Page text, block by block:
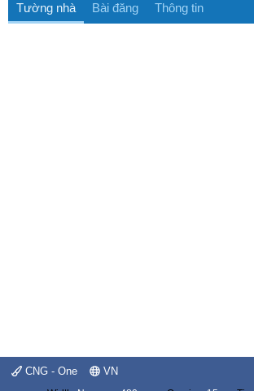
Tường nhà Bài đăng Thông tin
CNG - One VN